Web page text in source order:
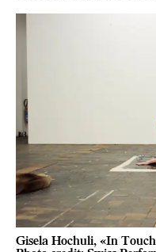
Gisela Hochuli, «In